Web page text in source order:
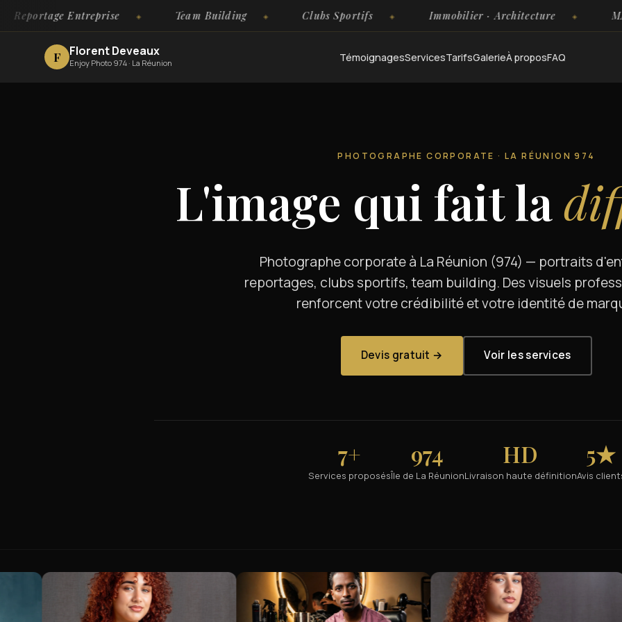
Entreprise Team Building Clubs Sportifs Immobilier · Architecture MAM &
F Florent Deveaux
Enjoy Photo 974 · La Réunion TémoignagesServicesTarifsGalerieÀ proposFAQ
PHOTOGRAPHE CORPORATE · LA RÉUNION 974
L'image qui fait la
Photographe corporate à La Réunion (974) — portraits
reportages, clubs sportifs, team building. Des visuels
renforcent votre crédibilité et votre identité de
Devis gratuit → Voir les services
7+
Services proposés
974
Île de La Réunion
HD
Livraison haute définition
5★
Avis